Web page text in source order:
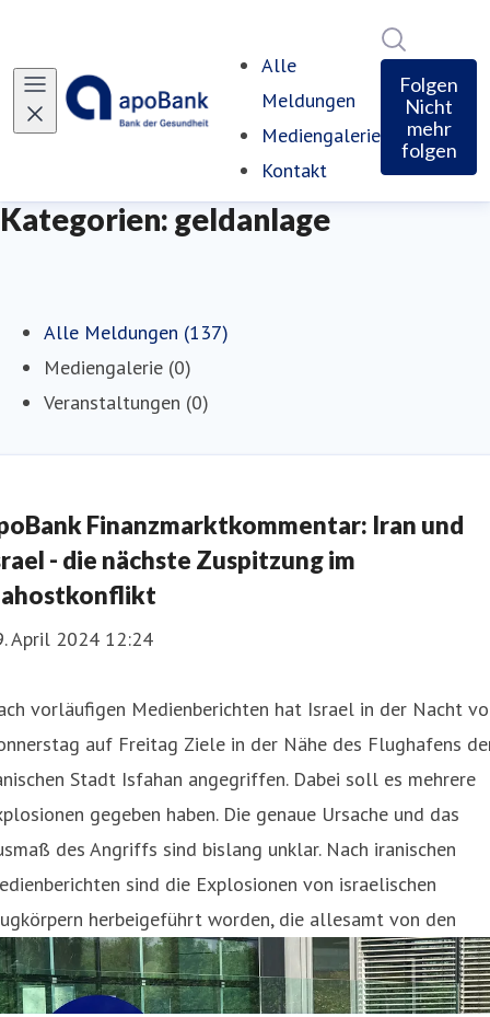
Alle
Meldungen
Mediengalerie
Kontakt
Folgen
Nicht
mehr
folgen
Kategorien: geldanlage
Alle Meldungen (137)
Mediengalerie (0)
Veranstaltungen (0)
Finanzmarktkommentar: Iran und
- die nächste Zuspitzung im
April 2024 12:24
vorläufigen Medienberichten hat Israel in der Nacht
auf Freitag Ziele in der Nähe des Flughafens
Stadt Isfahan angegriffen. Dabei soll es mehrere
gegeben haben. Die genaue Ursache und das
des Angriffs sind bislang unklar. Nach iranischen
sind die Explosionen von israelischen
herbeigeführt worden, die allesamt von den